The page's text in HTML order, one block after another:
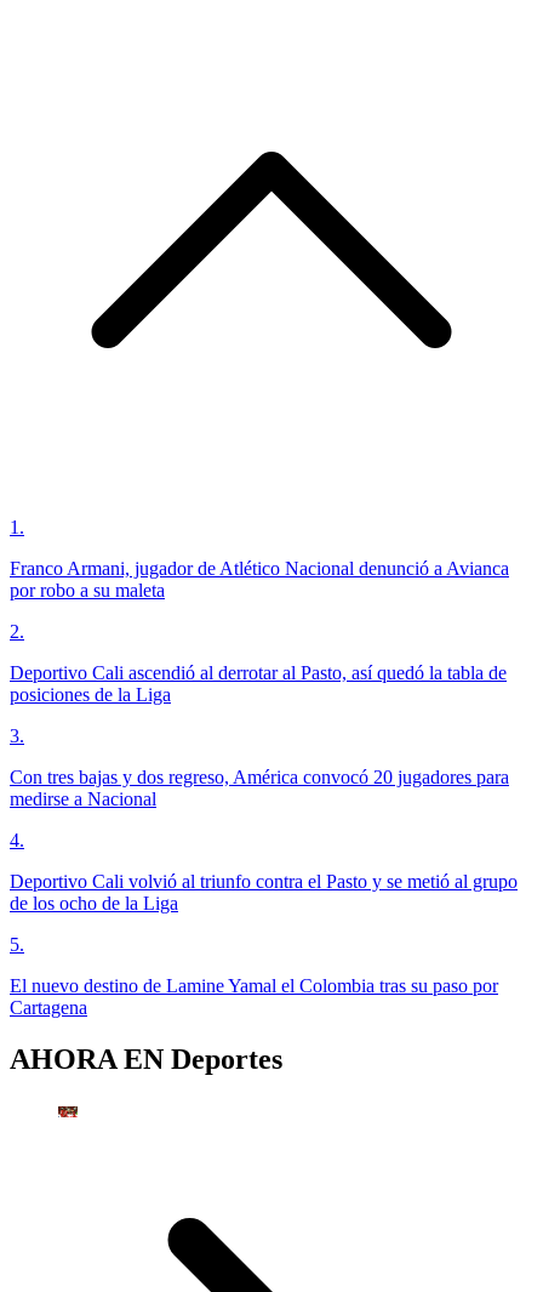
1 .
Franco Armani, jugador de Atlético Nacional denunció a Avianca
por robo a su maleta
2.
Deportivo Cali ascendió al derrotar al Pasto, así quedó la tabla de
posiciones de la Liga
3.
Con tres bajas y dos regreso, América convocó 20 jugadores para
medirse a Nacional
4.
Deportivo Cali volvió al triunfo contra el Pasto y se metió al grupo
de los ocho de la Liga
5.
El nuevo destino de Lamine Yamal el Colombia tras su paso por
Cartagena
AHORA EN Deportes